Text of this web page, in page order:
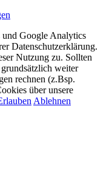
und Google Analytics
Datenschutzerklärung.
Nutzung zu. Sollten
weiter
rechnen (z.Bsp.
über unsere
Ablehnen